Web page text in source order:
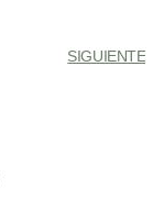
SIGUIENTE